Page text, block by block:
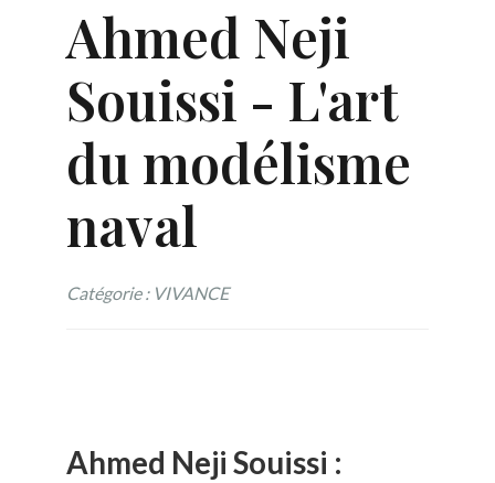
Ahmed Neji
Souissi - L'art
du modélisme
naval
Catégorie : VIVANCE
Ahmed Neji Souissi :